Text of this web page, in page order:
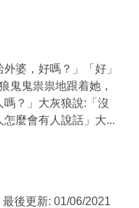
婆，好嗎？」「好」
鬼鬼祟祟地跟着她，
？」大灰狼說:「沒
麼會有人說話」大...
最後更新: 01/06/2021